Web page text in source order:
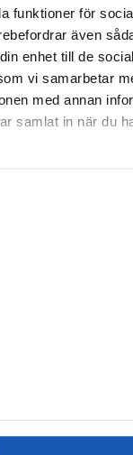
funktioner för
även
enhet till de
vi samarbetar
med annan
samlat in när du
10073436